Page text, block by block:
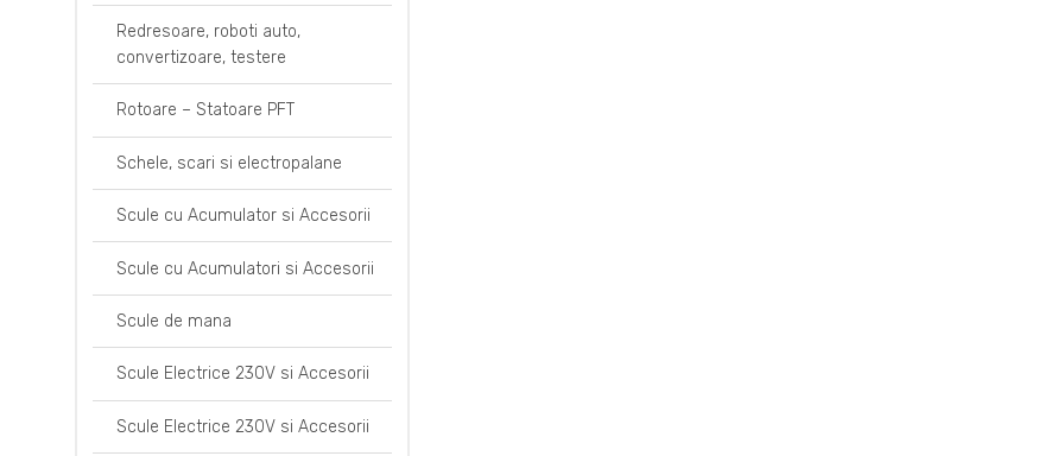
Redresoare, roboti auto,
convertizoare, testere
Rotoare – Statoare PFT
Schele, scari si electropalane
Scule cu Acumulator si Accesorii
Scule cu Acumulatori si Accesorii
Scule de mana
Scule Electrice 230V si Accesorii
Scule Electrice 230V si Accesorii